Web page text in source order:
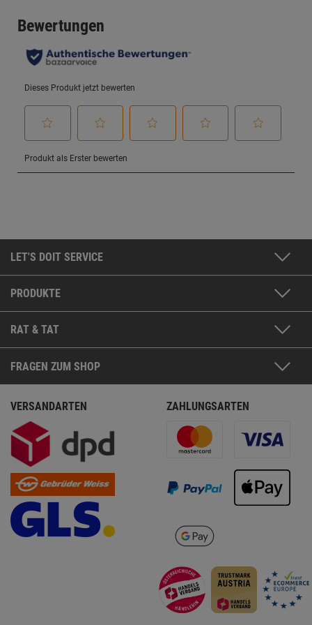
LET'S DOIT SERVICE
PRODUKTE
RAT & TAT
FRAGEN ZUM SHOP
VERSANDARTEN ZAHLUNGSARTEN